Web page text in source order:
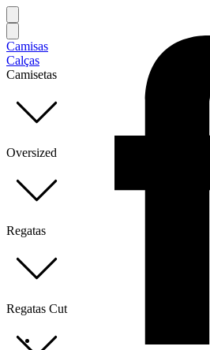
Camisas
Calças
Camisetas
Oversized
Regatas
Regatas Cut